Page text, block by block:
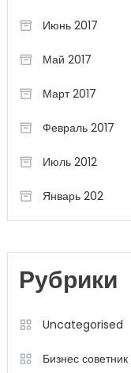
Июнь 2017
Май 2017
Март 2017
Февраль 2017
Июль 2012
Январь 202
Рубрики
Uncategorised
Бизнес советник